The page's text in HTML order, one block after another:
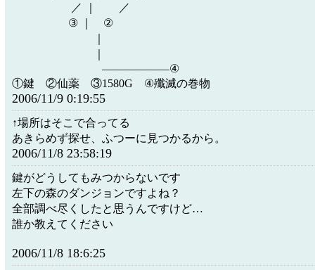
／ ｜ ／
③ ｜ ②
｜
｜
――――――④
①鍵 ②仙薬 ③1580G ④殲滅の巻物
2006/11/9 0:19:55
↑場所はそこで合ってる
あきらめず探せ、ふつーに見つかるから。
2006/11/8 23:58:19
鍵がどうしてもみつからないです
左下の森のダンジョンですよね？
全部調べ尽くしたと思うんですけど…
誰か教えてください
2006/11/8 18:6:25